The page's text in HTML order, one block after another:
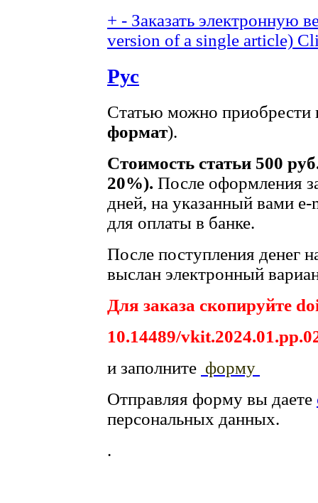
+ - Заказать электронную
version of a single article)
Рус
Статью можно приобрести
формат).
Стоимость статьи 500
20%). После оформления
дней, на указанный вами
для оплаты в банке.
После поступления денег
выслан электронный
Для заказа скопируйте
10.14489/
и заполните форму
Отправляя форму вы даете
персональных данных.
.